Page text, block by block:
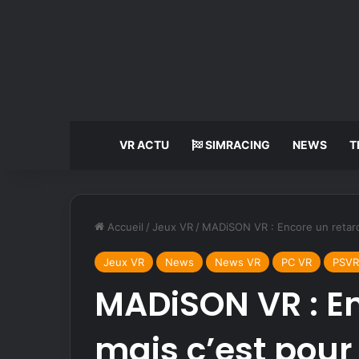
VR ACTU SIMRACING NEWS
Accueil / Jeux VR / MADiSON VR : Encore un
Jeux VR News News VR PC VR
MADiSON VR :
mais c’est